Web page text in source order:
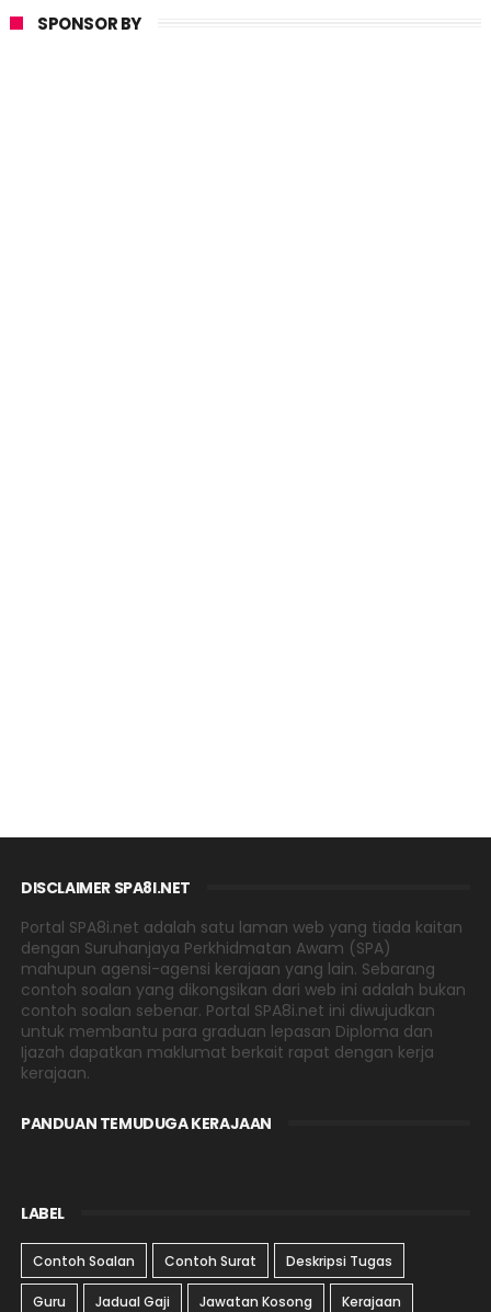
SPONSOR BY
DISCLAIMER SPA8I.NET
Portal SPA8i.net adalah satu laman web yang tiada kaitan
dengan Suruhanjaya Perkhidmatan Awam (SPA)
mahupun agensi-agensi kerajaan yang lain. Sebarang
contoh soalan yang dikongsikan dari web ini adalah bukan
contoh soalan sebenar. Portal SPA8i.net ini diwujudkan
untuk membantu para graduan lepasan Diploma dan
Ijazah dapatkan maklumat berkait rapat dengan kerja
kerajaan.
PANDUAN TEMUDUGA KERAJAAN
LABEL
Contoh Soalan Contoh Surat Deskripsi Tugas
Guru Jadual Gaji Jawatan Kosong Kerajaan